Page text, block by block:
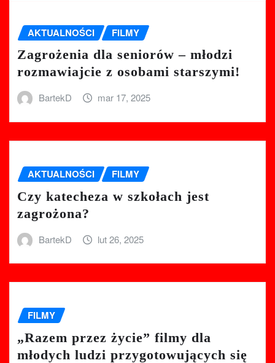
AKTUALNOŚCI FILMY
Zagrożenia dla seniorów – młodzi
rozmawiajcie z osobami starszymi!
BartekD mar 17, 2025
AKTUALNOŚCI FILMY
Czy katecheza w szkołach jest
zagrożona?
BartekD lut 26, 2025
FILMY
„Razem przez życie” filmy dla
młodych ludzi przygotowujących się